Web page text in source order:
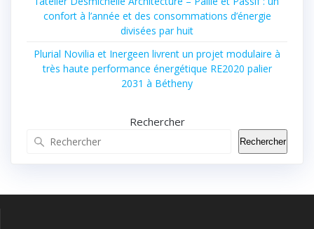
confort à l’année et des consommations d’énergie
divisées par huit
Plurial Novilia et Inergeen livrent un projet modulaire à
très haute performance énergétique RE2020 palier
2031 à Bétheny
Rechercher
Rechercher